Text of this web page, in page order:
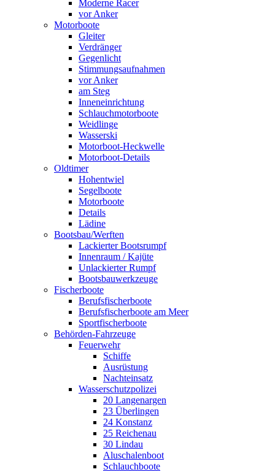
Moderne Racer
vor Anker
Motorboote
Gleiter
Verdränger
Gegenlicht
Stimmungsaufnahmen
vor Anker
am Steg
Inneneinrichtung
Schlauchmotorboote
Weidlinge
Wasserski
Motorboot-Heckwelle
Motorboot-Details
Oldtimer
Hohentwiel
Segelboote
Motorboote
Details
Lädine
Bootsbau/Werften
Lackierter Bootsrumpf
Innenraum / Kajüte
Unlackierter Rumpf
Bootsbauwerkzeuge
Fischerboote
Berufsfischerboote
Berufsfischerboote am Meer
Sportfischerboote
Behörden-Fahrzeuge
Feuerwehr
Schiffe
Ausrüstung
Nachteinsatz
Wasserschutzpolizei
20 Langenargen
23 Überlingen
24 Konstanz
25 Reichenau
30 Lindau
Aluschalenboot
Schlauchboote